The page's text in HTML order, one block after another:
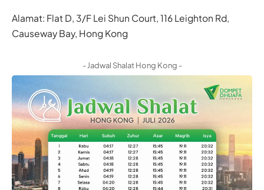
Alamat: Flat D, 3/F Lei Shun Court, 116 Leighton Rd,
Causeway Bay, Hong Kong
- Jadwal Shalat Hong Kong -